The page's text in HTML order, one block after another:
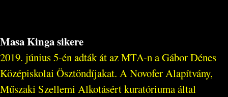
Masa Kinga sikere
2019. június 5-én adták át az MTA-n a Gábor Dénes
Középiskolai Ösztöndíjakat. A Novofer Alapítvány,
Műszaki Szellemi Alkotásért kuratóriuma által